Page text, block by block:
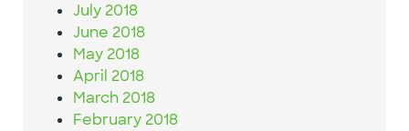
July 2018
June 2018
May 2018
April 2018
March 2018
February 2018